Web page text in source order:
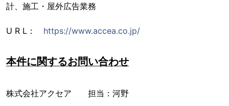
計、施工・屋外広告業務
U R L： https://www.accea.co.jp/
本件に関するお問い合わせ
株式会社アクセア 担当：河野